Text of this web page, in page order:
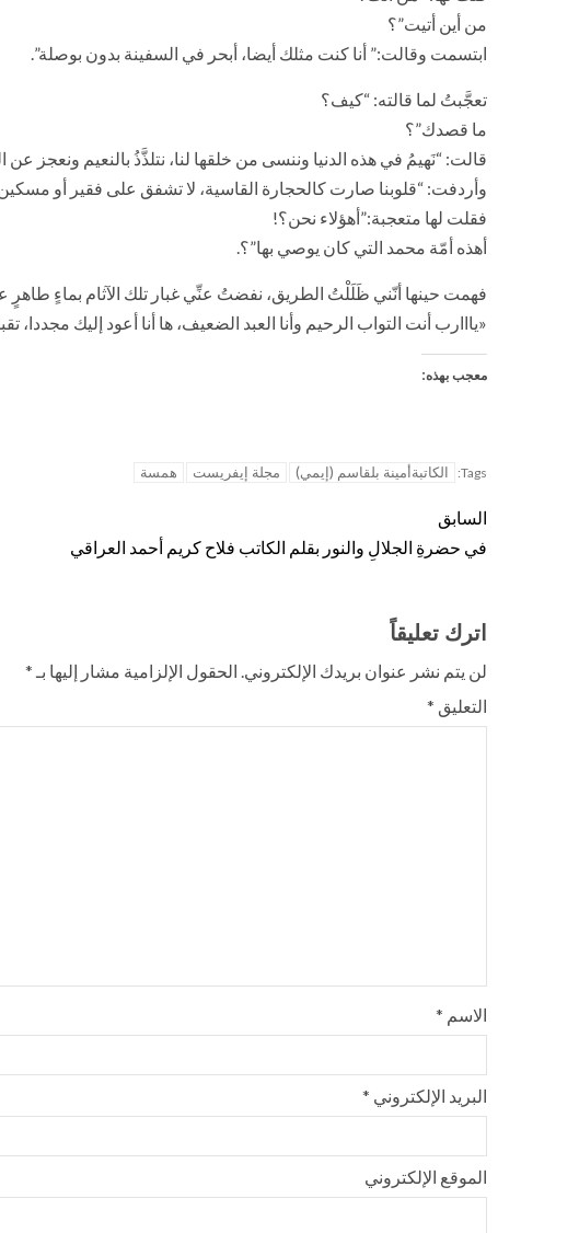
من أين أتيت”؟
ابتسمت وقالت:” أنا كنت مثلك أيضا، أبحر في السفينة بدون بوصلة”.
تعجَّبتُ لما قالته: “كيف؟
ما قصدك”؟
قالت: “نَهيمُ في هذه الدنيا وننسى من خلقها لنا، نتلذَّذُ بالنعيم ونعجز عن
وأردفت: “قلوبنا صارت كالحجارة القاسية، لا تشفق على فقير أو مسكين،
فقلت لها متعجبة:”أهؤلاء نحن؟!
أهذه أمّة محمد التي كان يوصي بها”؟.
فهمت حينها أنّني ظَلَلْتُ الطريق، نفضتُ عنِّي غبار تلك الآثام بماءٍ
«يااارب أنت التواب الرحيم وأنا العبد الضعيف، ها أنا أعود إليك مجددا،
معجب بهذه:
Tags: الكاتبةأمينة بلقاسم (إيمي) مجلة إيفريست همسة
السابق
في حضرةِ الجلالِ والنور بقلم الكاتب فلاح كريم أحمد العراقي
اترك تعليقاً
لن يتم نشر عنوان بريدك الإلكتروني. الحقول الإلزامية مشار إليها بـ *
التعليق *
الاسم *
البريد الإلكتروني *
الموقع الإلكتروني